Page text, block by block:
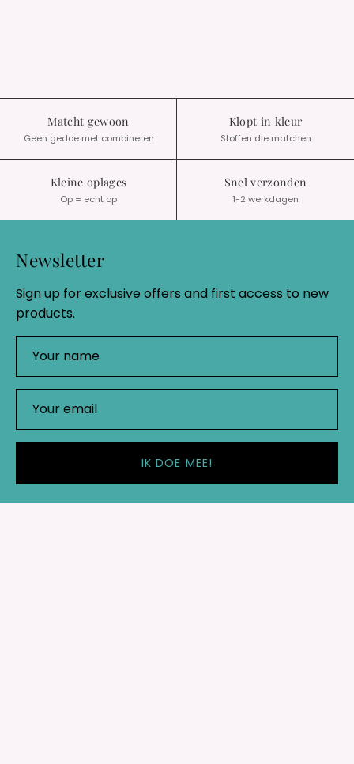
Matcht gewoon
Geen gedoe met combineren
Klopt in kleur
Stoffen die matchen
Kleine oplages
Op = echt op
Snel verzonden
1-2 werkdagen
Newsletter
Sign up for exclusive offers and first access to new
products.
IK DOE MEE!